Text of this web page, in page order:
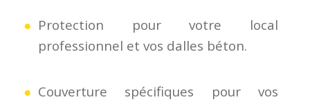
Protection pour votre local
professionnel et vos dalles béton.
Couverture spécifiques pour vos